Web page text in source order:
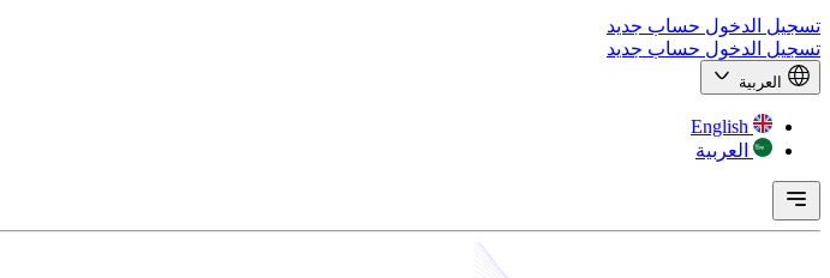
تسجيل الدخول حساب جديد
تسجيل الدخول حساب جديد
العربية
English
العربية